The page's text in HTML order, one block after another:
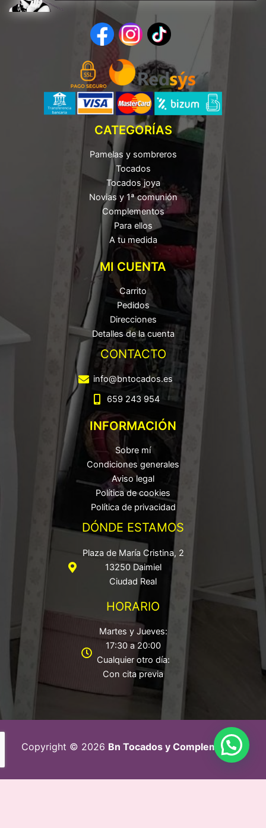
CATEGORÍAS
Pamelas y sombreros
Tocados
Tocados joya
Novias y 1ª comunión
Complementos
Para ellos
A tu medida
MI CUENTA
Carrito
Pedidos
Direcciones
Detalles de la cuenta
CONTACTO
info@bntocados.es
659 243 954
INFORMACIÓN
Sobre mí
Condiciones generales
Aviso legal
Política de cookies
Política de privacidad
DÓNDE ESTAMOS
Plaza de María Cristina, 2
13250 Daimiel
Ciudad Real
HORARIO
Martes y Jueves:
17:30 a 20:00
Cualquier otro día:
Con cita previa
Copyright © 2026 Bn Tocados y Complementos